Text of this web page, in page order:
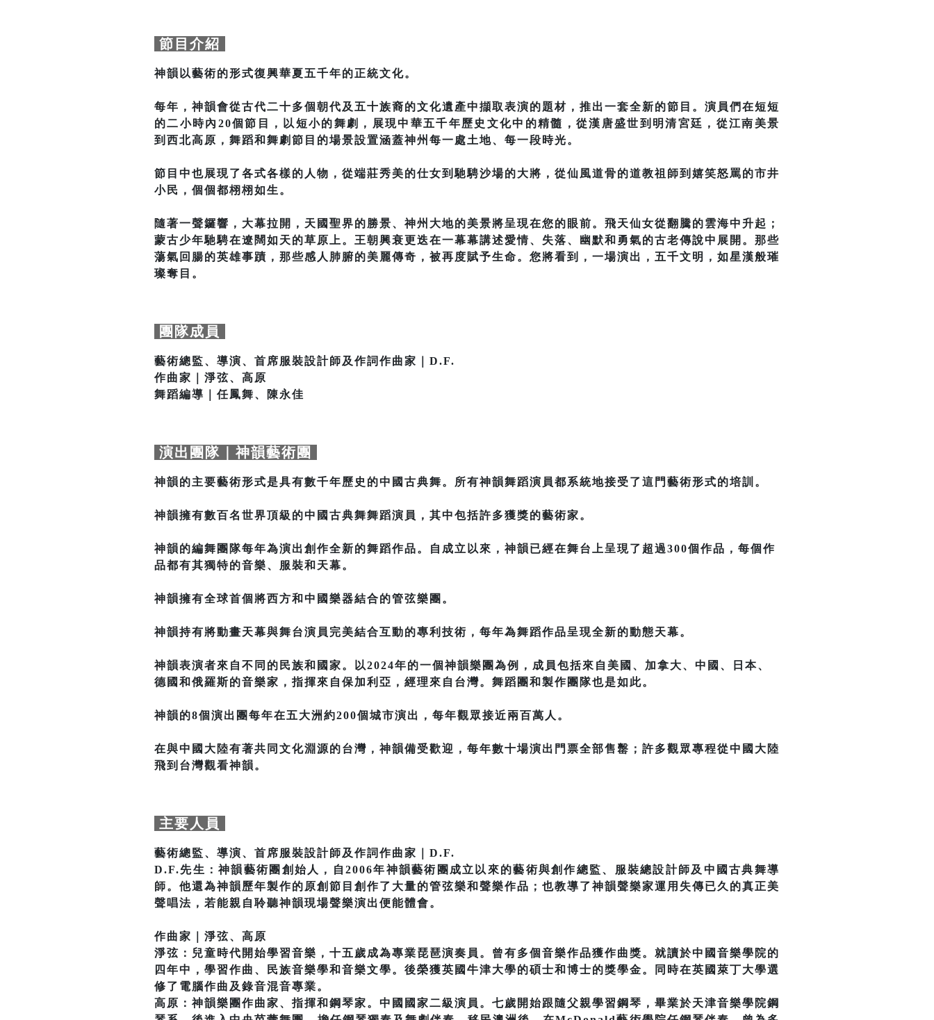
節目介紹
神韻以藝術的形式復興華夏五千年的正統文化。
每年，神韻會從古代二十多個朝代及五十族裔的文化遺產中擷取表演的題材，推出一套全新的節目。演員們在短短
的二小時內20個節目，以短小的舞劇，展現中華五千年歷史文化中的精髓，從漢唐盛世到明清宮廷，從江南美景
到西北高原，舞蹈和舞劇節目的場景設置涵蓋神州每一處土地、每一段時光。
節目中也展現了各式各樣的人物，從端莊秀美的仕女到馳騁沙場的大將，從仙風道骨的道教祖師到嬉笑怒罵的市井
小民，個個都栩栩如生。
隨著一聲鑼響，大幕拉開，天國聖界的勝景、神州大地的美景將呈現在您的眼前。飛天仙女從翻騰的雲海中升起；
蒙古少年馳騁在遼闊如天的草原上。王朝興衰更迭在一幕幕講述愛情、失落、幽默和勇氣的古老傳說中展開。那些
蕩氣回腸的英雄事蹟，那些感人肺腑的美麗傳奇，被再度賦予生命。您將看到，一場演出，五千文明，如星漢般璀
璨奪目。
團隊成員
藝術總監、導演、首席服裝設計師及作詞作曲家｜D.F.
作曲家｜淨弦、高原
舞蹈編導｜任鳳舞、陳永佳
演出團隊｜神韻藝術團
神韻的主要藝術形式是具有數千年歷史的中國古典舞。所有神韻舞蹈演員都系統地接受了這門藝術形式的培訓。
神韻擁有數百名世界頂級的中國古典舞舞蹈演員，其中包括許多獲獎的藝術家。
神韻的編舞團隊每年為演出創作全新的舞蹈作品。自成立以來，神韻已經在舞台上呈現了超過300個作品，每個作
品都有其獨特的音樂、服裝和天幕。
神韻擁有全球首個將西方和中國樂器結合的管弦樂團。
神韻持有將動畫天幕與舞台演員完美結合互動的專利技術，每年為舞蹈作品呈現全新的動態天幕。
神韻表演者來自不同的民族和國家。以2024年的一個神韻樂團為例，成員包括來自美國、加拿大、中國、日本、
德國和俄羅斯的音樂家，指揮來自保加利亞，經理來自台灣。舞蹈團和製作團隊也是如此。
神韻的8個演出團每年在五大洲約200個城市演出，每年觀眾接近兩百萬人。
在與中國大陸有著共同文化淵源的台灣，神韻備受歡迎，每年數十場演出門票全部售罊；許多觀眾專程從中國大陸
飛到台灣觀看神韻。
主要人員
藝術總監、導演、首席服裝設計師及作詞作曲家｜D.F.
D.F.先生：神韻藝術團創始人，自2006年神韻藝術團成立以來的藝術與創作總監、服裝總設計師及中國古典舞導
師。他還為神韻歷年製作的原創節目創作了大量的管弦樂和聲樂作品；也教導了神韻聲樂家運用失傳已久的真正美
聲唱法，若能親自聆聽神韻現場聲樂演出便能體會。
作曲家｜淨弦、高原
淨弦：兒童時代開始學習音樂，十五歲成為專業琵琶演奏員。曾有多個音樂作品獲作曲獎。就讀於中國音樂學院的
四年中，學習作曲、民族音樂學和音樂文學。後榮獲英國牛津大學的碩士和博士的獎學金。同時在英國萊丁大學選
修了電腦作曲及錄音混音專業。
高原：神韻樂團作曲家、指揮和鋼琴家。中國國家二級演員。七歲開始跟隨父親學習鋼琴，畢業於天津音樂學院鋼